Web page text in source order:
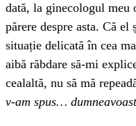
dată, la ginecologul meu
părere despre asta. Că
situație delicată în cea
aibă răbdare să-mi
cealaltă, nu să mă
v-am spus…